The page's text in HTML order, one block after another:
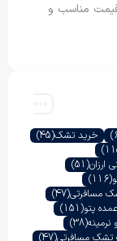
مناسب و
خرید تشک(45)
ارزان(51)
(116)
مسافرتی(47)
پتو(151)
(38)
مسافرتی(47)